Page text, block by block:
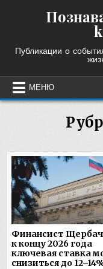
Публикации о
МЕНЮ
Финансист
к концу 2026 года
ключевая ставка
снизиться до